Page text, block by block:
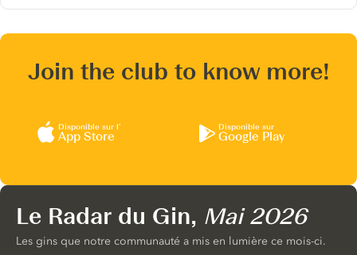
Join the club to know more!
Disponible sur l’
App Store
Disponible sur
Google Play
Le Radar du Gin, Mai 2026
Les gins que notre communauté a mis en lumière ce mois-ci.